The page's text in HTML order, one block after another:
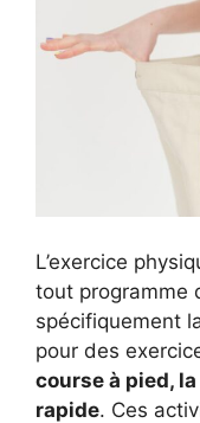
L’exercice
tout programme
spécifiquement
pour des
course à pied,
rapide. Ces